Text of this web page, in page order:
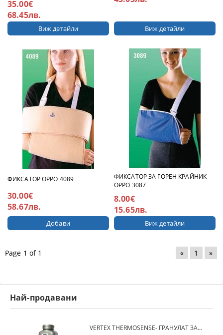
35.00€
68.45лв.
Виж детайли Виж детайли
ФИКСАТОР ОРРО 4089
30.00€
58.67лв.
ФИКСАТОР ЗА ГОРЕН КРАЙНИК
ОРРО 3087
8.00€
15.65лв.
Виж детайли
Page 1 of 1 « 1 »
Най-продавани
VERTEX THERMOSENSE- ГРАНУЛАТ ЗА МЕКИ ПРОТЕЗИ